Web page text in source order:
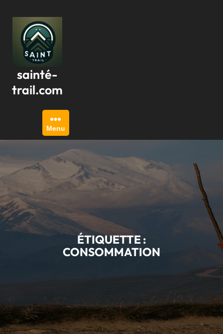
contenu
sainté-
trail.com
Menu
ÉTIQUETTE :
CONSOMMATION